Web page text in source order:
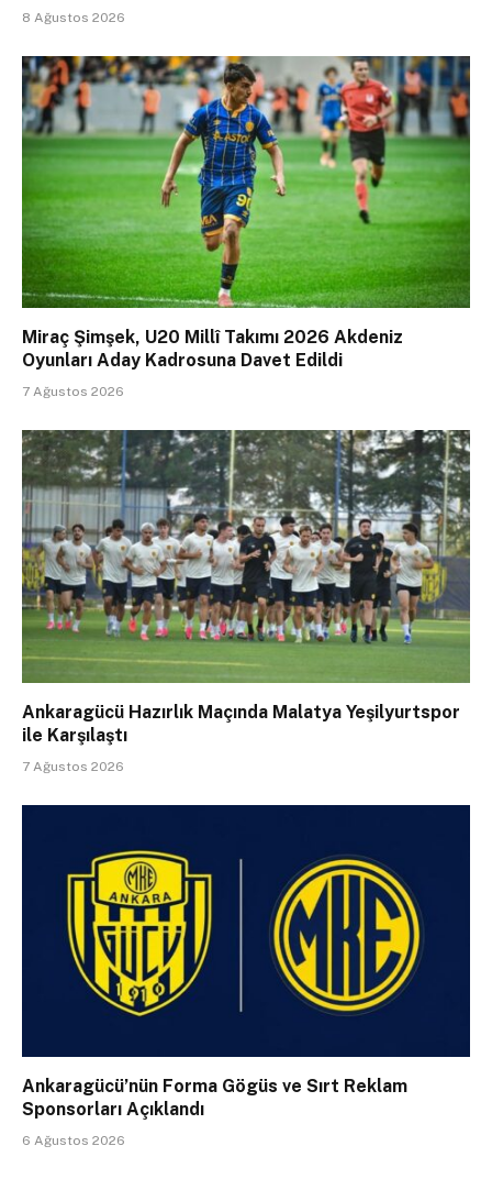
8 Ağustos 2026
Miraç Şimşek, U20 Millî Takımı 2026 Akdeniz
Oyunları Aday Kadrosuna Davet Edildi
7 Ağustos 2026
Ankaragücü Hazırlık Maçında Malatya Yeşilyurtspor
ile Karşılaştı
7 Ağustos 2026
Ankaragücü’nün Forma Gögüs ve Sırt Reklam
Sponsorları Açıklandı
6 Ağustos 2026